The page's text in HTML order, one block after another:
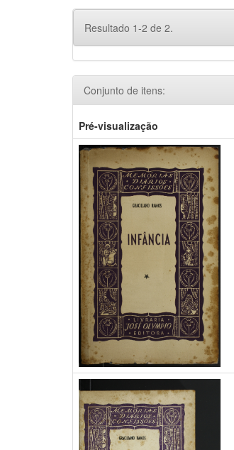
Resultado 1-2 de 2.
Conjunto de itens:
Pré-visualização